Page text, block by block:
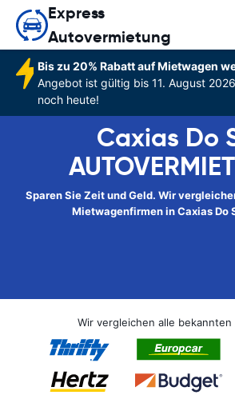
Express
Autovermietung
Bis zu 20% Rabatt auf Mietwagen
Angebot ist gültig bis 11. August
noch heute!
Caxias Do
Sparen Sie Zeit und Geld. Wir
Mietwagenfirmen in Caxias Do
Wir vergleichen alle bekannten